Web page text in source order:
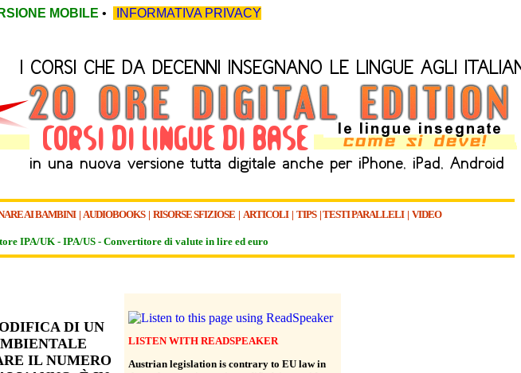
MOBILE • INFORMATIVA PRIVACY
AI BAMBINI| AUDIOBOOKS| RISORSE SFIZIOSE | ARTICOLI| TIPS|TESTI PARALLELI| VIDEO
IPA/UK - IPA/US - Convertitore di valute in lire ed euro
DI UN
IL NUMERO
LISTEN WITH READSPEAKER
Austrian legislation is contrary to EU law in